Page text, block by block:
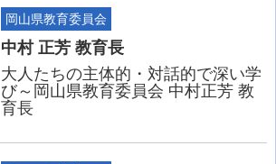
岡山県教育委員会
中村 正芳 教育長
大人たちの主体的・対話的で深い学
び～岡山県教育委員会 中村正芳 教
育長